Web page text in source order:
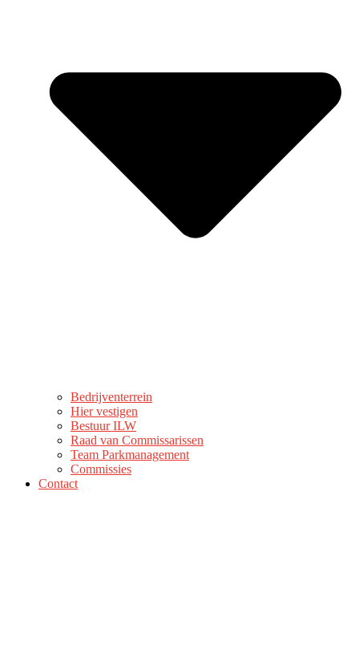
Bedrijventerrein
Hier vestigen
Bestuur ILW
Raad van Commissarissen
Team Parkmanagement
Commissies
Contact